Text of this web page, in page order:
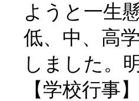
ようと一生
低、中、高
しました。
【学校行事